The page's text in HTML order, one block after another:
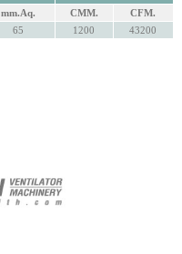
mm.Aq. CMM.
CFM.
65 1200 43200